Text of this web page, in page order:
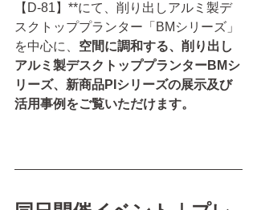
【D-81】**にて、削り出しアルミ製デ
スクトッププランター「BMシリーズ」
を中心に、 空間に調和する、削り出し
アルミ製デスクトッププランターBMシ
リーズ、新商品PIシリーズの展示及び
活用事例をご覧いただけます。